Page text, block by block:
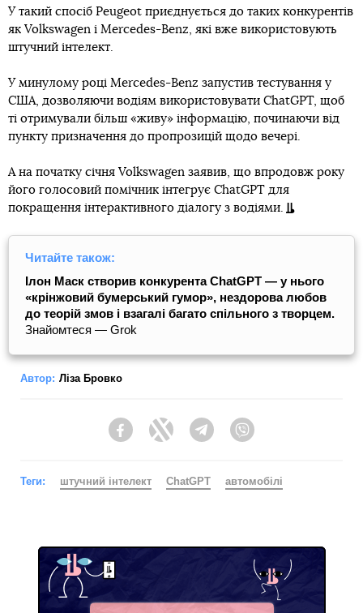
У такий спосіб Peugeot приєднується до таких конкурентів
як Volkswagen і Mercedes-Benz, які вже використовують
штучний інтелект.
У минулому році Mercedes-Benz запустив тестування у
США, дозволяючи водіям використовувати ChatGPT, щоб
ті отримували більш «живу» інформацію, починаючи від
пункту призначення до пропрозицій щодо вечері.
А на початку січня Volkswagen заявив, що впродовж року
його голосовий помічник інтегрує ChatGPT для
покращення інтерактивного діалогу з водіями.
Читайте також:
Ілон Маск створив конкурента ChatGPT — у нього
«крінжовий бумерський гумор», нездорова любов
до теорій змов і взагалі багато спільного з творцем.
Знайомтеся — Grok
Автор: Ліза Бровко
FacebookTwitter Telegram
Теги: штучний інтелект ChatGPT автомобілі